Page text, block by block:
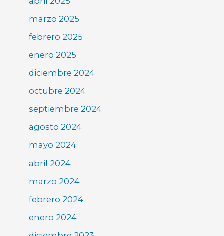
marzo 2025
febrero 2025
enero 2025
diciembre 2024
octubre 2024
septiembre 2024
agosto 2024
mayo 2024
abril 2024
marzo 2024
febrero 2024
enero 2024